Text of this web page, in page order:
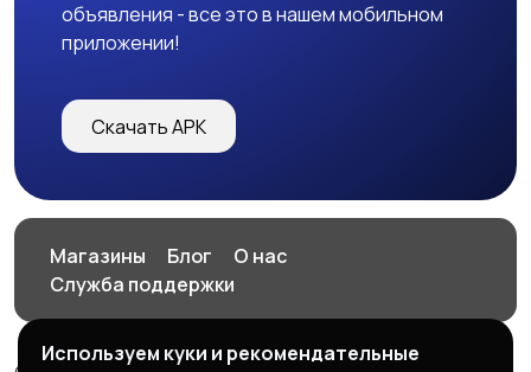
объявления - все это в нашем мобильном
приложении!
Скачать APK
Магазины Блог
О нас
Служба поддержки
Используем куки и рекомендательные